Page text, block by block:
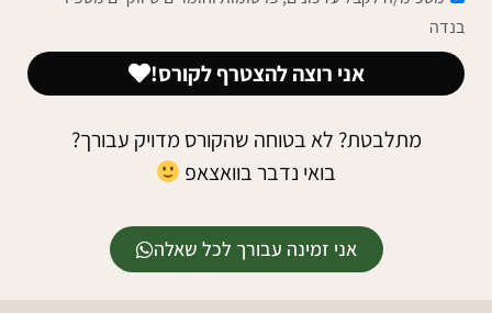
בנדה
אני רוצה להצטרף לקורס!
מתלבטת? לא בטוחה שהקורס מדויק עבורך?
בואי נדבר בוואצאפ
אני זמינה עבורך לכל שאלה